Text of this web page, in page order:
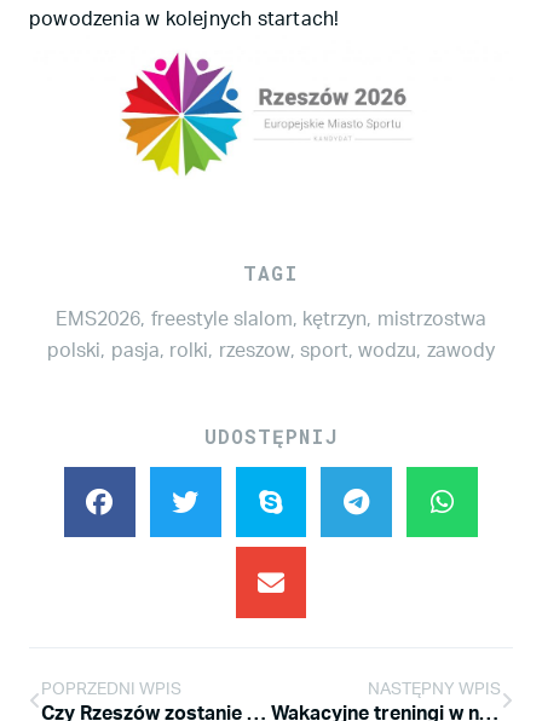
powodzenia w kolejnych startach!
TAGI
EMS2026, freestyle slalom, kętrzyn, mistrzostwa
polski, pasja, rolki, rzeszow, sport,wodzu, zawody
UDOSTĘPNIJ
POPRZEDNI WPIS
Czy Rzeszów zostanie Europejskim Miastem Sportu 2026?
NASTĘPNY WPIS
Wakacyjne treningi w naszej Szkółce